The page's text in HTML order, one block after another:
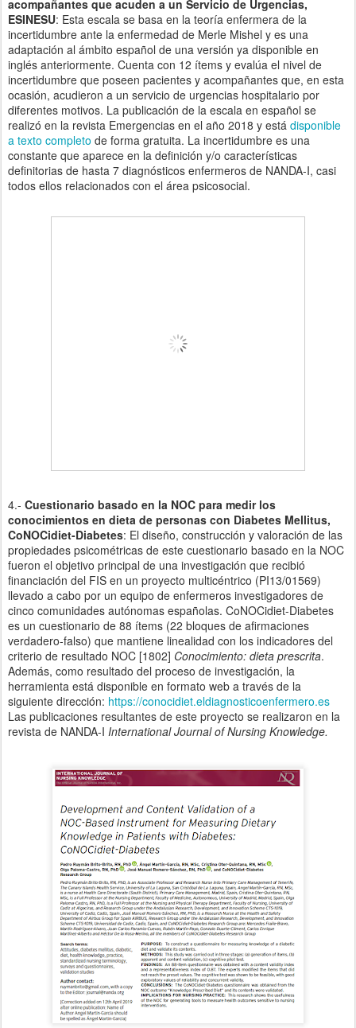
acompañantes que acuden a un Servicio de Urgencias,
ESINESU: Esta escala se basa en la teoría enfermera de la
incertidumbre ante la enfermedad de Merle Mishel y es una
adaptación al ámbito español de una versión ya disponible en
inglés anteriormente. Cuenta con 12 ítems y evalúa el nivel de
incertidumbre que poseen pacientes y acompañantes que, en esta
ocasión, acudieron a un servicio de urgencias hospitalario por
diferentes motivos. La publicación de la escala en español se
realizó en la revista Emergencias en el año 2018 y está disponible
a texto completo de forma gratuita. La incertidumbre es una
constante que aparece en la definición y/o características
definitorias de hasta 7 diagnósticos enfermeros de NANDA-I, casi
todos ellos relacionados con el área psicosocial.
4.- Cuestionario basado en la NOC para medir los
conocimientos en dieta de personas con Diabetes Mellitus,
CoNOCidiet-Diabetes: El diseño, construcción y valoración de las
propiedades psicométricas de este cuestionario basado en la NOC
fueron el objetivo principal de una investigación que recibió
financiación del FIS en un proyecto multicéntrico (PI13/01569)
llevado a cabo por un equipo de enfermeros investigadores de
cinco comunidades autónomas españolas. CoNOCidiet-Diabetes
es un cuestionario de 88 ítems (22 bloques de afirmaciones
verdadero-falso) que mantiene linealidad con los indicadores del
criterio de resultado NOC [1802] Conocimiento: dieta prescrita.
Además, como resultado del proceso de investigación, la
herramienta está disponible en formato web a través de la
siguiente dirección: https://conocidiet.eldiagnosticoenfermero.es
Las publicaciones resultantes de este proyecto se realizaron en la
revista de NANDA-I International Journal of Nursing Knowledge.